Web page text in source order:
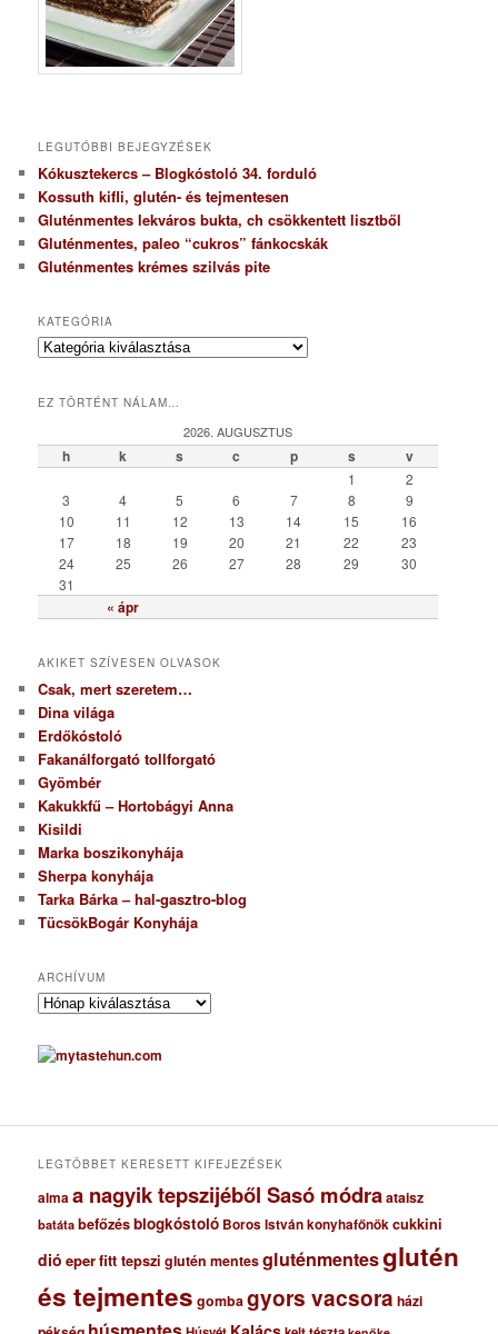
LEGUTÓBBI BEJEGYZÉSEK
Kókusztekercs – Blogkóstoló 34. forduló
Kossuth kifli, glutén- és tejmentesen
Gluténmentes lekváros bukta, ch csökkentett lisztből
Gluténmentes, paleo “cukros” fánkocskák
Gluténmentes krémes szilvás pite
KATEGÓRIA
K
e
ó
r
EZ TÖRTÉNT NÁLAM…
2026. AUGUSZTUS
h k s c p s v
« ápr
1
2
3
4 5 6 7 8
9
10
11 12 13 14 15
16
17
18 19 20 21 22
23
24
25 26 27 28 29
30
31
AKIKET SZÍVESEN OLVASOK
Csak, mert szeretem…
Dina világa
Erdőkóstoló
Fakanálforgató tollforgató
Gyömbér
Kakukkfű – Hortobágyi Anna
Kisildi
Marka boszikonyhája
Sherpa konyhája
Tarka Bárka – hal-gasztro-blog
TücsökBogár Konyhája
ARCHÍVUM
A
c
h
u
LEGTÖBBET KERESETT KIFEJEZÉSEK
almaa nagyik tepszijéből Sasó módraataisz
batáta befőzésblogkóstoló Boros István konyhafőnökcukkini
dió eperfitt tepszi glutén mentesgluténmentesglutén
és tejmentes gombagyors vacsora házi